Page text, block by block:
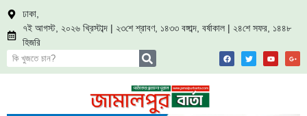
ঢাকা,
৭ই আগস্ট, ২০২৬ খ্রিস্টাব্দ | ২৩শে শ্রাবণ, ১৪৩৩ বঙ্গাব্দ, বর্ষাকাল | ২৪শে সফর, ১৪৪৮
হিজরি